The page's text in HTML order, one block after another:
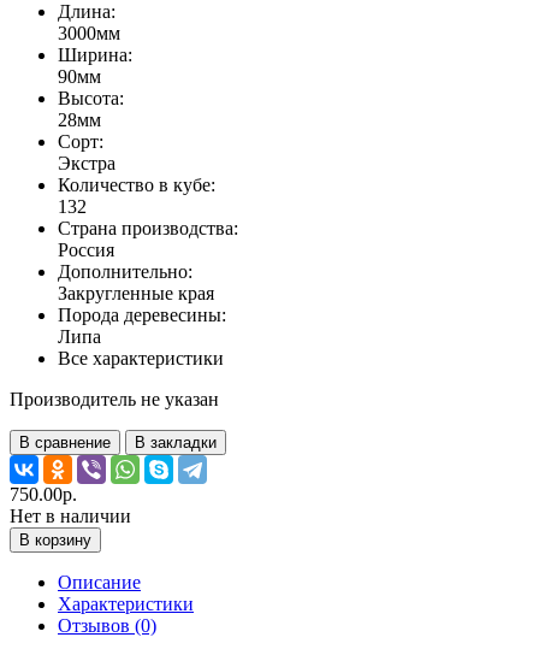
Длина:
3000мм
Ширина:
90мм
Высота:
28мм
Сорт:
Экстра
Количество в кубе:
132
Страна производства:
Россия
Дополнительно:
Закругленные края
Порода деревесины:
Липа
Все характеристики
Производитель не указан
В сравнение В закладки
750.00р.
Нет в наличии
В корзину
Описание
Характеристики
Отзывов (0)